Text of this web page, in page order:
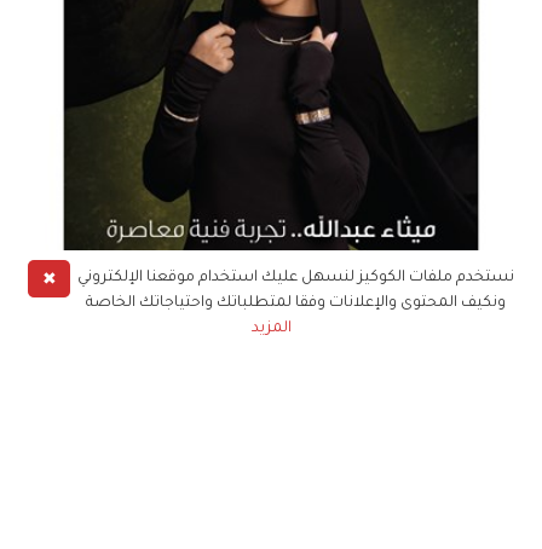
احصل على نسختك الورقية أو الرقمية
✖
نستخدم ملفات الكوكيز لنسهل عليك استخدام موقعنا الإلكتروني
ونكيف المحتوى والإعلانات وفقا لمتطلباتك واحتياجاتك الخاصة
المزيد